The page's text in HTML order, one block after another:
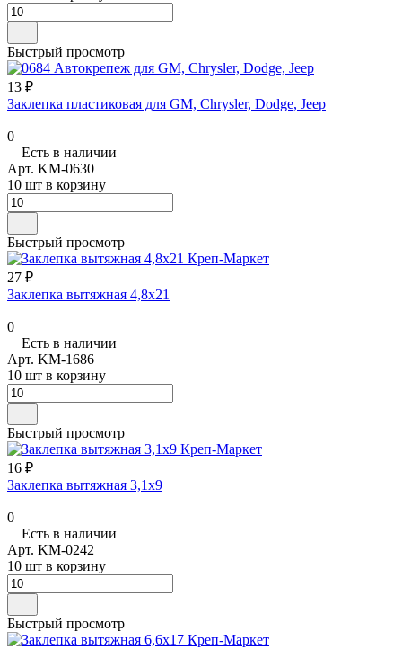
Быстрый просмотр
13 ₽
Заклепка пластиковая для GM, Chrysler, Dodge, Jeep
0
Есть в наличии
Арт. KM-0630
10 шт в корзину
Быстрый просмотр
27 ₽
Заклепка вытяжная 4,8х21
0
Есть в наличии
Арт. KM-1686
10 шт в корзину
Быстрый просмотр
16 ₽
Заклепка вытяжная 3,1х9
0
Есть в наличии
Арт. KM-0242
10 шт в корзину
Быстрый просмотр